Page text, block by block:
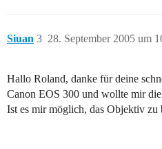
Siuan 28. September 2005 um
3
Hallo Roland, danke für deine
Canon EOS 300 und wollte mir
Ist es mir möglich, das Objektiv zu